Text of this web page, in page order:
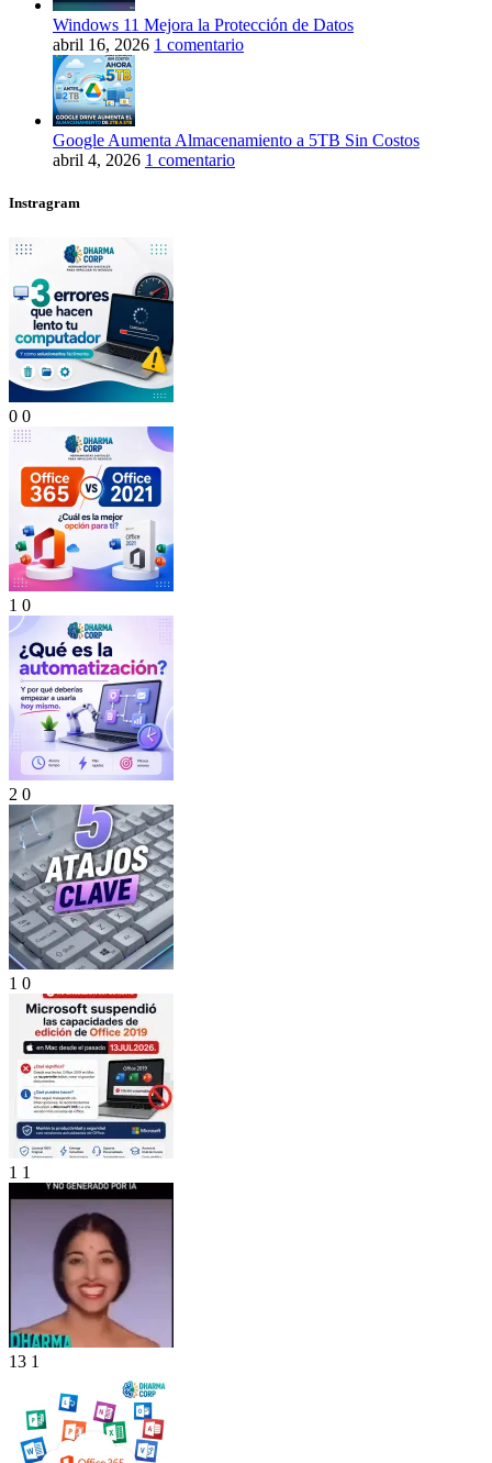
Windows 11 Mejora la Protección de Datos
abril 16, 2026 1 comentario
Google Aumenta Almacenamiento a 5TB Sin Costos
abril 4, 2026 1 comentario
Instragram
0 0
1 0
2 0
1 0
1 1
13 1